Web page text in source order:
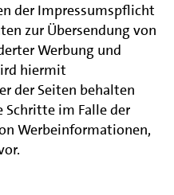
der Impressumspflicht
zur Übersendung von
Werbung und
hiermit
der Seiten behalten
Schritte im Falle der
Werbeinformationen,